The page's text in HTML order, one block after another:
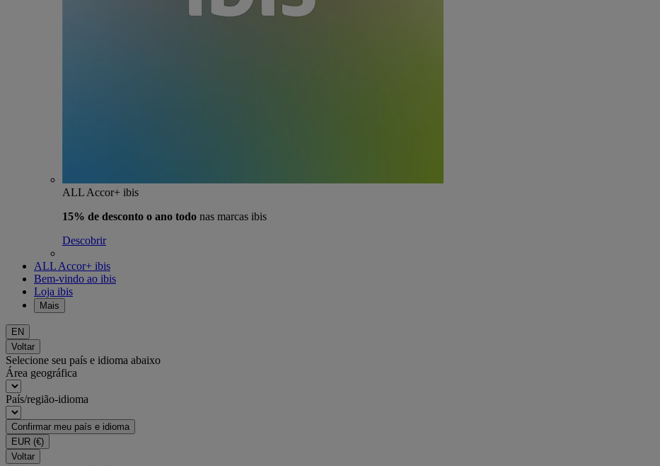
ALL Accor+ ibis
15% de desconto o ano todo nas marcas ibis
Descobrir
ALL Accor+ ibis
Bem-vindo ao ibis
Loja ibis
Mais
EN
Voltar
Selecione seu país e idioma abaixo
Área geográfica
País/região-idioma
Confirmar meu país e idioma
EUR (€)
Voltar